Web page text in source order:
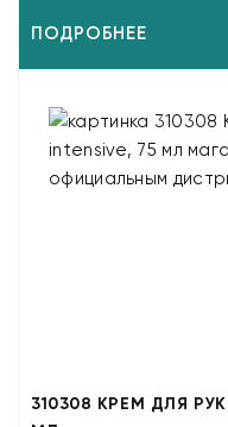
ПОДРОБНЕЕ
310308 КРЕМ ДЛЯ РУК